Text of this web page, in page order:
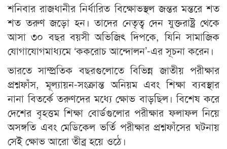
শনিবার রাজধানীর নির্ধারিত বিক্ষোভস্থল জন্তর মন্তরে শত
শত তরুণ জড়ো হন। তাদের নেতৃত্ব দেন যুক্তরাষ্ট্র থেকে
আসা ৩০ বছর বয়সী অভিজিৎ দিপকে, যিনি সামাজিক
যোগাযোগমাধ্যমে ‘ককরোচ আন্দোলন’-এর সূচনা করেন।
ভারতে সাম্প্রতিক বছরগুলোতে বিভিন্ন জাতীয় পরীক্ষার
প্রশ্নফাঁস, মূল্যায়ন-সংক্রান্ত অনিয়ম এবং শিক্ষা ব্যবস্থার
নানা বিতর্কে তরুণদের মধ্যে ক্ষোভ বাড়ছিল। বিশেষ করে
দেশের বৃহত্তম শিক্ষা বোর্ডগুলোর পরীক্ষার ফলাফল নিয়ে
অসঙ্গতি এবং মেডিকেল ভর্তি পরীক্ষার প্রশ্নফাঁসের ঘটনায়
সেই ক্ষোভ আরো তীব্র হয়ে ওঠে।